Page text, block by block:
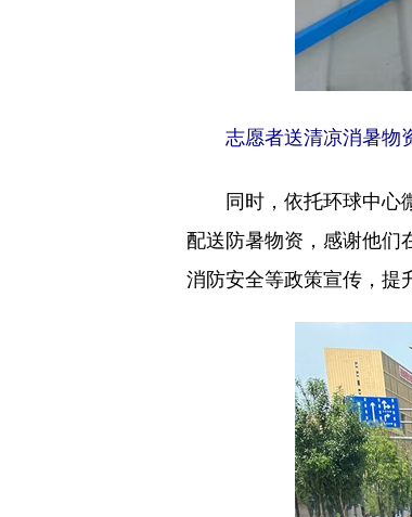
志愿者送清凉消暑物
同时，依托环球中心
配送防暑物资，感谢他们
消防安全等政策宣传，提